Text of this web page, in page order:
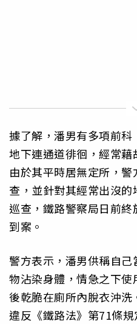
據了解，潘男有多項前
地下連通道徘徊，經常藉
由於其平時居無定所，
查，並針對其經常出沒
巡查，鐵路警察局日前
到案。
警方表示，潘男供稱自
物沾染身體，情急之下
後乾脆在廁所內脫衣沖
違反《鐵路法》第71條